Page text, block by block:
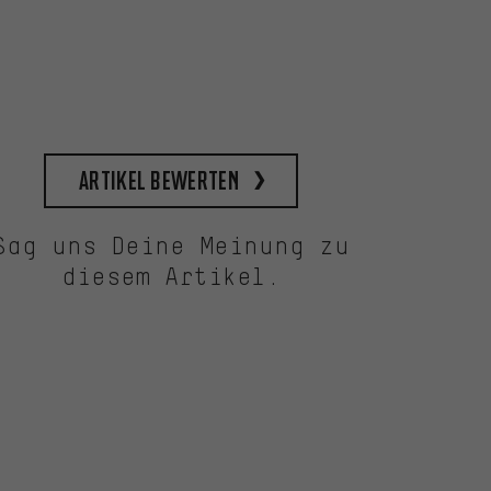
Artikel bewerten
uns Deine Meinung zu
diesem Artikel.